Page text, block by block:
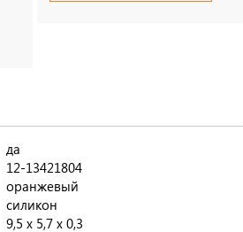
да
12-13421804
оранжевый
силикон
9,5 х 5,7 х 0,3